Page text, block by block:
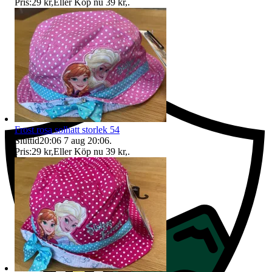
Ersättning om du inte får din vara
Pris:29 kr, Eller Köp nu 39 kr,.
Frost rosa solhatt storlek 54
Sluttid20:06 7 aug 20:06.
Pris:29 kr,Eller Köp nu 39 kr,.